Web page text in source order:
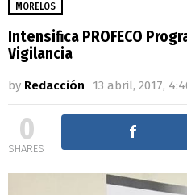
MORELOS
Intensifica PROFECO
Vigilancia
by Redacción 13 abril, 2017,
0
SHARES